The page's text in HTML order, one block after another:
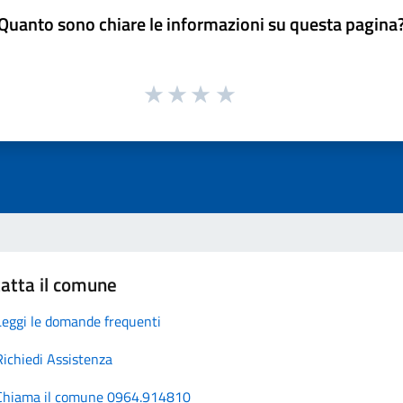
sono chiare le informazioni su questa
il comune
le domande frequenti
Assistenza
il comune 0964.914810